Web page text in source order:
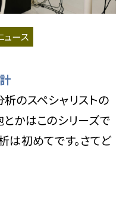
ュース
のスペシャリストの
かはこのシリーズで
は初めてです。さてど